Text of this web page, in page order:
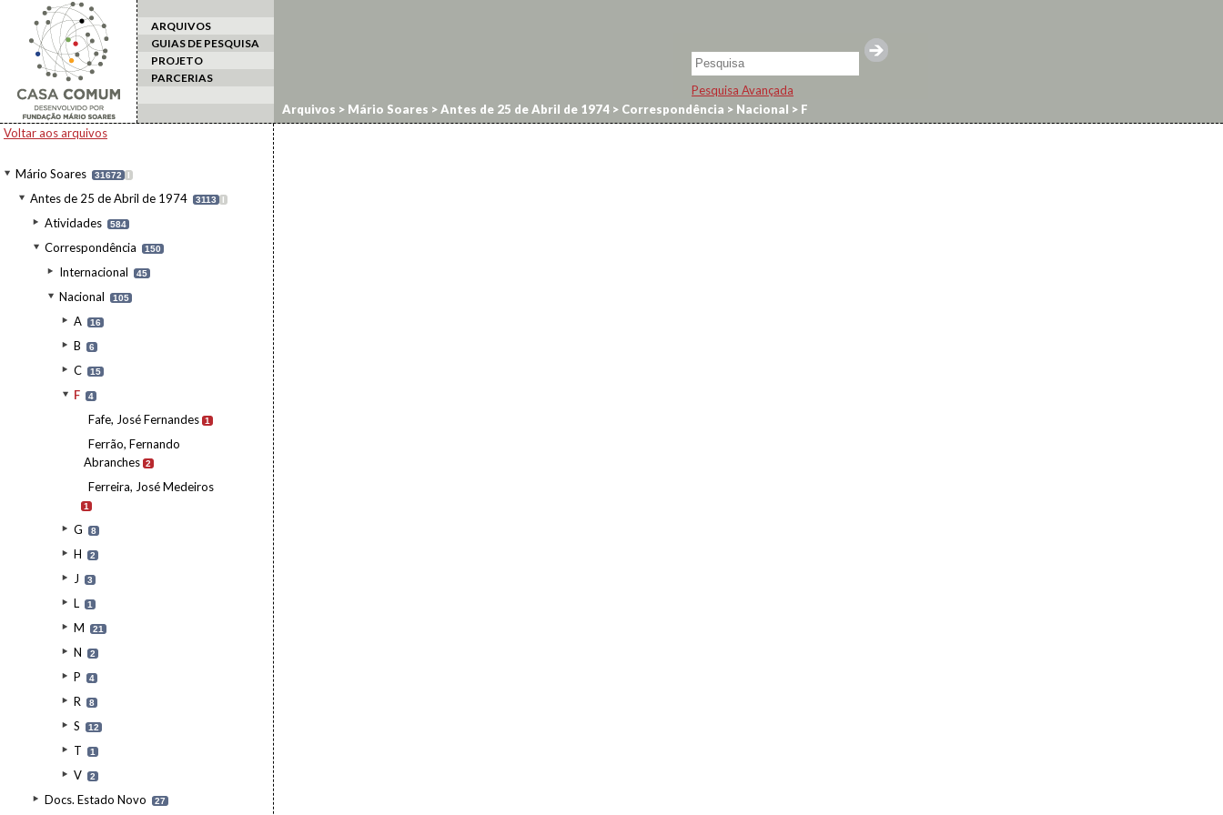
ARQUIVOS
GUIAS DE PESQUISA
PROJETO
PARCERIAS
Pesquisa Avançada
Voltar aos arquivos
Mário Soares 31672 I
Antes de 25 de Abril de 1974 3113 I
Atividades 584
Correspondência 150
Internacional 45
Nacional 105
A 16
B 6
C 15
F 4
Fafe, José Fernandes 1
Ferrão, Fernando
Abranches 2
Ferreira, José Medeiros
1
G 8
H 2
J 3
L 1
M 21
N 2
P 4
R 8
S 12
T 1
V 2
Docs. Estado Novo 27
Arquivos > Mário Soares >Antes de 25 de Abril de 1974 > Correspondência > Nacional > F